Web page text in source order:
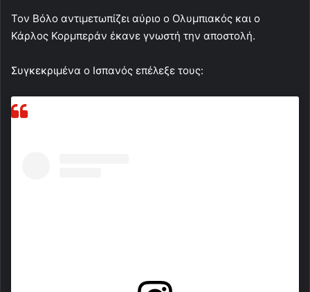
Τον Βόλο αντιμετωπίζει αύριο ο Ολυμπιακός και ο
Κάρλος Κορμπεράν έκανε γνωστή την αποστολή.
Συγκεκριμένα ο Ισπανός επέλεξε τους: